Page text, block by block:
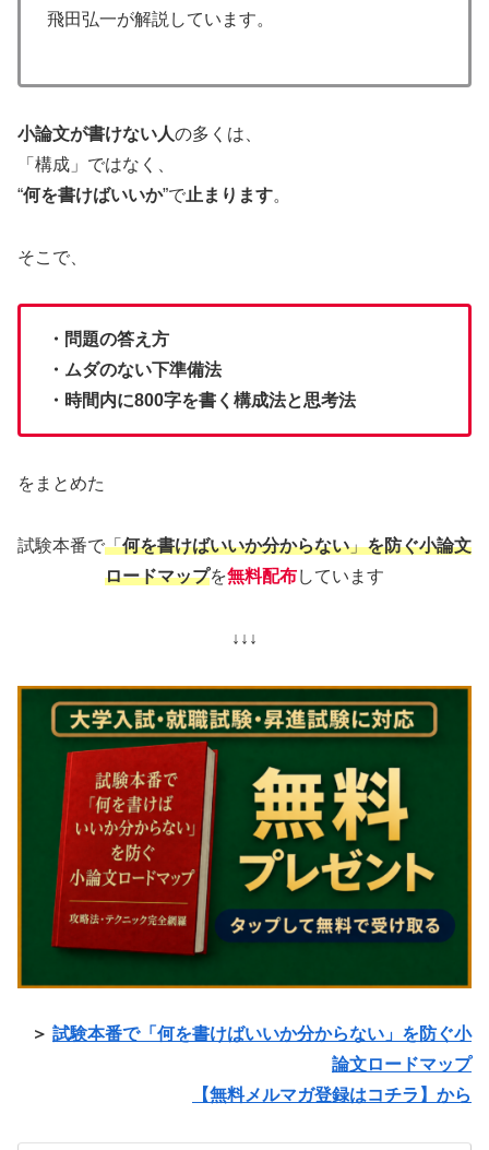
飛田弘一が解説しています。
小論文が書けない人の多くは、
「構成」ではなく、
“何を書けばいいか”で止まります。
そこで、
・問題の答え方
・ムダのない下準備法
・時間内に800字を書く構成法と思考法
をまとめた
試験本番で「何を書けばいいか分からない」を防ぐ小論文
ロードマップを無料配布しています
↓↓↓
＞ 試験本番で「何を書けばいいか分からない」を防ぐ小
論文ロードマップ
【無料メルマガ登録はコチラ】から